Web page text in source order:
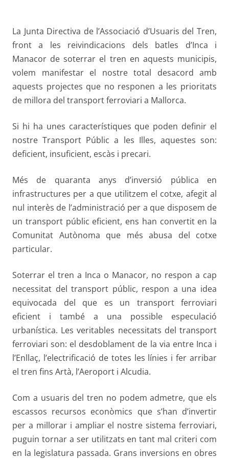
La Junta Directiva de l’Associació d’Usuaris del Tren,
front a les reivindicacions dels batles d’Inca i
Manacor de soterrar el tren en aquests municipis,
volem manifestar el nostre total desacord amb
aquests projectes que no responen a les prioritats
de millora del transport ferroviari a Mallorca.
Si hi ha unes característiques que poden definir el
nostre Transport Públic a les Illes, aquestes son:
deficient, insuficient, escàs i precari.
Més de quaranta anys d’inversió pública en
infrastructures per a que utilitzem el cotxe, afegit al
nul interès de l’administració per a que disposem de
un transport públic eficient, ens han convertit en la
Comunitat Autònoma que més abusa del cotxe
particular.
Soterrar el tren a Inca o Manacor, no respon a cap
necessitat del transport públic, respon a una idea
equivocada del que es un transport ferroviari
eficient i també a una possible especulació
urbanística. Les veritables necessitats del transport
ferroviari son: el desdoblament de la via entre Inca i
l’Enllaç, l’electrificació de totes les línies i fer arribar
el tren fins Artà, l’Aeroport i Alcudia.
Com a usuaris del tren no podem admetre, que els
escassos recursos econòmics que s’han d’invertir
per a millorar i ampliar el nostre sistema ferroviari,
puguin tornar a ser utilitzats en tant mal criteri com
en la legislatura passada. Grans inversions en obres